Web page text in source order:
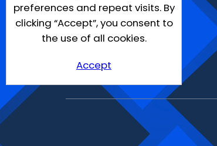
preferences and repeat visits. By
clicking “Accept”, you consent to
the use of all cookies.
Accept